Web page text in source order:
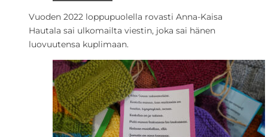
Vuoden 2022 loppupuolella rovasti Anna-Kaisa
Hautala sai ulkomailta viestin, joka sai hänen
luovuutensa kuplimaan.